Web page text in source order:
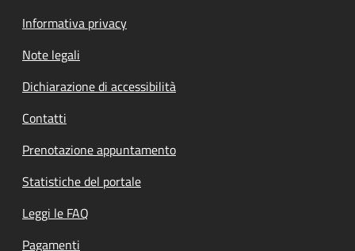
Informativa privacy
Note legali
Dichiarazione di accessibilità
Contatti
Prenotazione appuntamento
Statistiche del portale
Leggi le FAQ
Pagamenti